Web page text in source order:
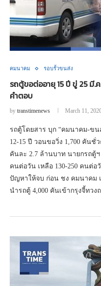
คมนาคม รอบรั้วขนส่ง
รถตู้ขอต่ออายุ 15 ปี ขู่ 25 มี
คำตอบ
by transtimenews March 11,
รถตู้โดยสาร บุก “คมนาคม-ขน
12-15 ปี วอนขอวิ่ง 1,700 คัน
คันละ 2.7 ล้านบาท นายกรถตู้
คนต่อวัน เหลือ 130-250 คนต่
ปัญหาให้จบ ก่อน ชง คมนาคม
นำรถตู้ 4,000 คันเข้ากรุงจี้ทวง